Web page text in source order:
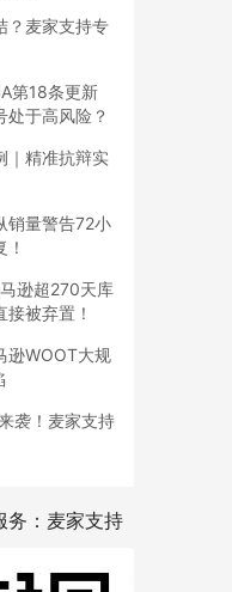
？麦家支持专
第18条更新
处于高风险？
｜精准抗辩实
销量警告72小
逊超270天库
被弃置！
逊WOOT大规
袭！麦家支持
务：麦家支持